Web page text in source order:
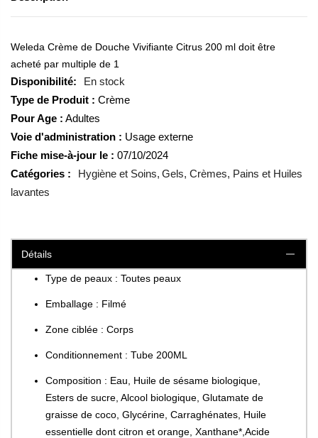
Weleda Crème de Douche Vivifiante Citrus 200 ml doit être
acheté par multiple de 1
En stock
Type de Produit : Crème
Pour Age : Adultes
Voie d'administration : Usage externe
Fiche mise-à-jour le : 07/10/2024
Catégories :
Hygiène et Soins Gels, Crèmes, Pains et Huiles
lavantes
Détails
Type de peaux : Toutes peaux
Emballage : Filmé
Zone ciblée : Corps
Conditionnement : Tube 200ML
Composition : Eau, Huile de sésame biologique,
Esters de sucre, Alcool biologique, Glutamate de
graisse de coco, Glycérine, Carraghénates, Huile
essentielle dont citron et orange, Xanthane*,Acide